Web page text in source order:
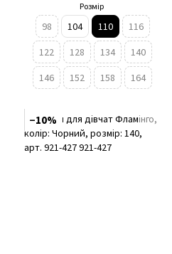
Розмір
98 104 110
116
122
128 134
140
146
152 158 164
−10%